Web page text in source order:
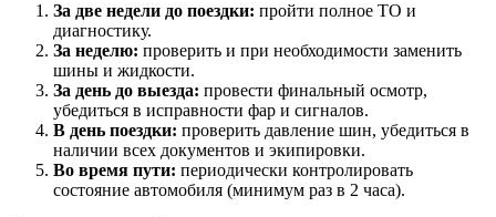
За две недели до поездки: пройти полное ТО и
диагностику.
За неделю: проверить и при необходимости заменить
шины и жидкости.
За день до выезда: провести финальный осмотр,
убедиться в исправности фар и сигналов.
В день поездки: проверить давление шин, убедиться в
наличии всех документов и экипировки.
Во время пути: периодически контролировать
состояние автомобиля (минимум раз в 2 часа).